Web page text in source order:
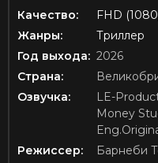
Качество:
FHD
Жанры:
Триллер
Год выхода: 2026
Страна:
Озвучка:
LE-
Money
Режиссер:
Барнеби